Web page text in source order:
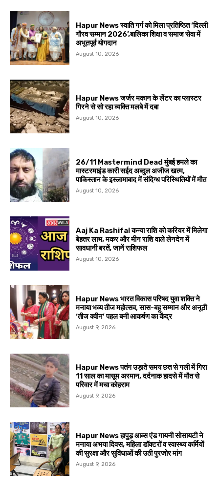
Hapur News स्वाति गर्ग को मिला प्रतिष्ठित ‘दिल्ली
गौरव सम्मान 2026’,बालिका शिक्षा व समाज सेवा में
अभूतपूर्व योगदान
August 10, 2026
Hapur News जर्जर मकान के लेंटर का प्लास्टर
गिरने से सो रहा व्यक्ति मलबे में दबा
August 10, 2026
26/11 Mastermind Dead मुंबई हमले का
मास्टरमाइंड कारी सईद अब्दुल अजीज खत्म,
पाकिस्तान के इस्लामाबाद में संदिग्ध परिस्थितियों में मौत
August 10, 2026
Aaj Ka Rashifal कन्या राशि को करियर में मिलेगा
बेहतर लाभ, मकर और मीन राशि वाले लेनदेन में
सावधानी बरतें, जानें राशिफल
August 10, 2026
Hapur News भारत विकास परिषद युवा शक्ति ने
मनाया भव्य तीज महोत्सव, सास-बहू सम्मान और अनूठी
‘तीज क्वीन’ पहल बनी आकर्षण का केंद्र
August 9, 2026
Hapur News पतंग उड़ाते समय छत से गली में गिरा
11 साल का मासूम अरमान, दर्दनाक हादसे में मौत से
परिवार में मचा कोहराम
August 9, 2026
Hapur News हापुड़ आब्स एंड गायनी सोसायटी ने
मनाया अभया दिवस, महिला डॉक्टरों व स्वास्थ्य कर्मियों
की सुरक्षा और सुविधाओं की उठी पुरजोर मांग
August 9, 2026